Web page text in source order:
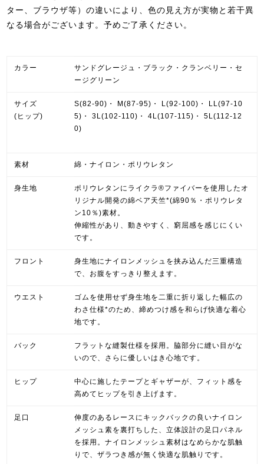
ター、ブラウザ等）の違いにより、色の見え方が実物と若干異
なる場合がございます。予めご了承ください。
カラー
サンドグレージュ・ブラック・クランベリー・セ
ージグリーン
サイズ
(ヒップ)
S(82-90)・ M(87-95)・ L(92-100)・ LL(97-10
5)・ 3L(102-110)・ 4L(107-115)・ 5L(112-12
0)
素材 綿・ナイロン・ポリウレタン
身生地
ポリウレタンにライクラ®ファイバーを使用したオ
リジナル開発の綿ベア天竺*(綿90％・ポリウレタ
ン10％)素材。
伸縮性があり、動きやすく、窮屈感を感じにくい
です。
フロント
身生地にナイロンメッシュを挟み込んだ三重構造
で、お腹をすっきり整えます。
ウエスト
ゴムを使用せず身生地を二重に折り返した幅広の
わさ仕様*のため、締めつけ感を和らげ快適な着心
地です。
バック
フラットな縫製仕様を採用。脇部分に縫い目がな
いので、さらに優しいはき心地です。
ヒップ
中心に施したテープとギャザーが、フィット感を
高めてヒップを引き上げます。
足口
伸度のあるレースにキックバックの良いナイロン
メッシュ素を裏打ちした、立体設計の足口パネル
を採用。ナイロンメッシュ素材はなめらかな肌触
りで、ザラつき感が無く快適な肌触りです。